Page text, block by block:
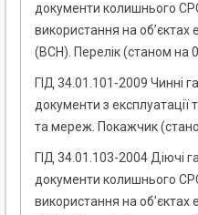
документи колишнього
використання на об’єктах
(ВСН). Перелік (станом на
ГІД 34.01.101-2009 Чинні
документи з експлуатації
та мереж. Покажчик
ГІД 34.01.103-2004 Діючі
документи колишнього
використання на об’єктах